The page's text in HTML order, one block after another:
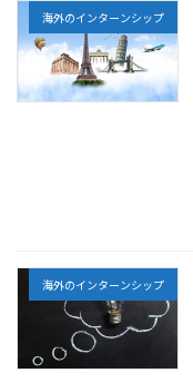
海外のインターンシップ
海外のインターンシップ